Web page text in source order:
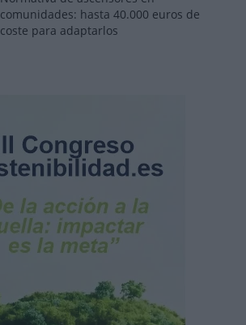
comunidades: hasta 40.000 euros de
coste para adaptarlos